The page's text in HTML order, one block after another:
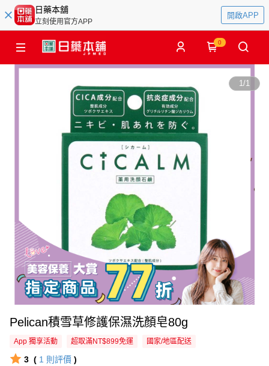
日藥本舖
立刻使用官方APP
開啟APP
0
1/1
Pelican積雪草修護保濕洗顏皂80g
App 獨享活動 超取滿NT$899免運 國家/地區配送
3 ( 1 則評價 )